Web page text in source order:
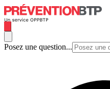
Posez une question...